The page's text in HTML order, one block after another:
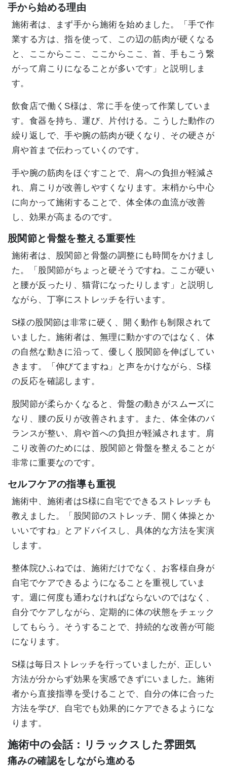
手から始める理由
施術者は、まず手から施術を始めました。「手で作
業する方は、指を使って、この辺の筋肉が硬くなる
と、ここからここ、ここからここ、首、手もこう繋
がって肩こりになることが多いです」と説明しま
す。
飲食店で働くS様は、常に手を使って作業していま
す。食器を持ち、運び、片付ける。こうした動作の
繰り返しで、手や腕の筋肉が硬くなり、その硬さが
肩や首まで伝わっていくのです。
手や腕の筋肉をほぐすことで、肩への負担が軽減さ
れ、肩こりが改善しやすくなります。末梢から中心
に向かって施術することで、体全体の血流が改善
し、効果が高まるのです。
股関節と骨盤を整える重要性
施術者は、股関節と骨盤の調整にも時間をかけまし
た。「股関節がちょっと硬そうですね。ここが硬い
と腰が反ったり、猫背になったりします」と説明し
ながら、丁寧にストレッチを行います。
S様の股関節は非常に硬く、開く動作も制限されて
いました。施術者は、無理に動かすのではなく、体
の自然な動きに沿って、優しく股関節を伸ばしてい
きます。「伸びてますね」と声をかけながら、S様
の反応を確認します。
股関節が柔らかくなると、骨盤の動きがスムーズに
なり、腰の反りが改善されます。また、体全体のバ
ランスが整い、肩や首への負担が軽減されます。肩
こり改善のためには、股関節と骨盤を整えることが
非常に重要なのです。
セルフケアの指導も重視
施術中、施術者はS様に自宅でできるストレッチも
教えました。「股関節のストレッチ、開く体操とか
いいですね」とアドバイスし、具体的な方法を実演
します。
整体院ひふねでは、施術だけでなく、お客様自身が
自宅でケアできるようになることを重視していま
す。週に何度も通わなければならないのではなく、
自分でケアしながら、定期的に体の状態をチェック
してもらう。そうすることで、持続的な改善が可能
になります。
S様は毎日ストレッチを行っていましたが、正しい
方法が分からず効果を実感できずにいました。施術
者から直接指導を受けることで、自分の体に合った
方法を学び、自宅でも効果的にケアできるようにな
ります。
施術中の会話：リラックスした雰囲気
痛みの確認をしながら進める